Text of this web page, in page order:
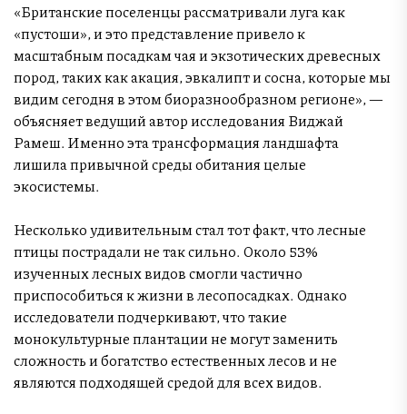
«Британские поселенцы рассматривали луга как
«пустоши», и это представление привело к
масштабным посадкам чая и экзотических древесных
пород, таких как акация, эвкалипт и сосна, которые мы
видим сегодня в этом биоразнообразном регионе», —
объясняет ведущий автор исследования Виджай
Рамеш. Именно эта трансформация ландшафта
лишила привычной среды обитания целые
экосистемы.
Несколько удивительным стал тот факт, что лесные
птицы пострадали не так сильно. Около 53%
изученных лесных видов смогли частично
приспособиться к жизни в лесопосадках. Однако
исследователи подчеркивают, что такие
монокультурные плантации не могут заменить
сложность и богатство естественных лесов и не
являются подходящей средой для всех видов.